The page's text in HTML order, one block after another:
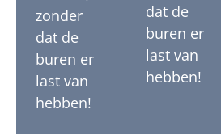
zonder
dat de
buren er
last van
hebben!
dat de
buren er
last van
hebben!